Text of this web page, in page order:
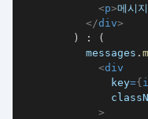
<p>메시
</div>
)
:
(
          messages
.
<div
key={
>